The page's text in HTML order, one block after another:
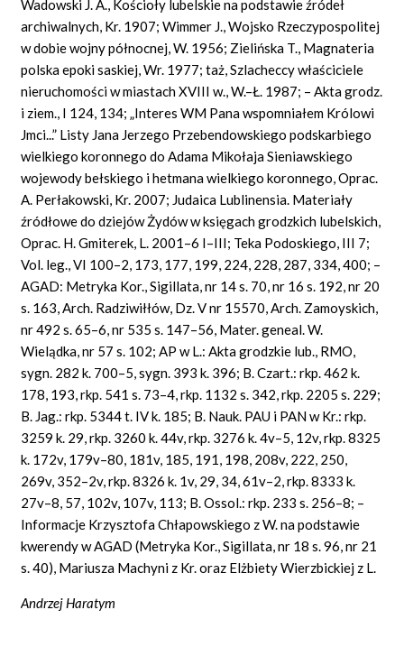
Wadowski J. A., Kościoły lubelskie na podstawie źródeł
archiwalnych, Kr. 1907; Wimmer J., Wojsko Rzeczypospolitej
w dobie wojny północnej, W. 1956; Zielińska T., Magnateria
polska epoki saskiej, Wr. 1977; taż, Szlacheccy właściciele
nieruchomości w miastach XVIII w., W.–Ł. 1987; – Akta grodz.
i ziem., I 124, 134; „Interes WM Pana wspomniałem Królowi
Jmci...” Listy Jana Jerzego Przebendowskiego podskarbiego
wielkiego koronnego do Adama Mikołaja Sieniawskiego
wojewody bełskiego i hetmana wielkiego koronnego, Oprac.
A. Perłakowski, Kr. 2007; Judaica Lublinensia. Materiały
źródłowe do dziejów Żydów w księgach grodzkich lubelskich,
Oprac. H. Gmiterek, L. 2001–6 I–III; Teka Podoskiego, III 7;
Vol. leg., VI 100–2, 173, 177, 199, 224, 228, 287, 334, 400; –
AGAD: Metryka Kor., Sigillata, nr 14 s. 70, nr 16 s. 192, nr 20
s. 163, Arch. Radziwiłłów, Dz. V nr 15570, Arch. Zamoyskich,
nr 492 s. 65–6, nr 535 s. 147–56, Mater. geneal. W.
Wielądka, nr 57 s. 102; AP w L.: Akta grodzkie lub., RMO,
sygn. 282 k. 700–5, sygn. 393 k. 396; B. Czart.: rkp. 462 k.
178, 193, rkp. 541 s. 73–4, rkp. 1132 s. 342, rkp. 2205 s. 229;
B. Jag.: rkp. 5344 t. IV k. 185; B. Nauk. PAU i PAN w Kr.: rkp.
3259 k. 29, rkp. 3260 k. 44v, rkp. 3276 k. 4v–5, 12v, rkp. 8325
k. 172v, 179v–80, 181v, 185, 191, 198, 208v, 222, 250,
269v, 352–2v, rkp. 8326 k. 1v, 29, 34, 61v–2, rkp. 8333 k.
27v–8, 57, 102v, 107v, 113; B. Ossol.: rkp. 233 s. 256–8; –
Informacje Krzysztofa Chłapowskiego z W. na podstawie
kwerendy w AGAD (Metryka Kor., Sigillata, nr 18 s. 96, nr 21
s. 40), Mariusza Machyni z Kr. oraz Elżbiety Wierzbickiej z L.
Andrzej Haratym